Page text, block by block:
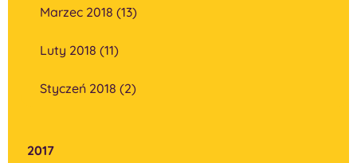
Marzec 2018 (13)
Luty 2018 (11)
Styczeń 2018 (2)
2017